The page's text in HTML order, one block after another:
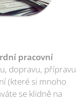
pracovní
dopravu, přípravu
(které si mnoho
se klidně na